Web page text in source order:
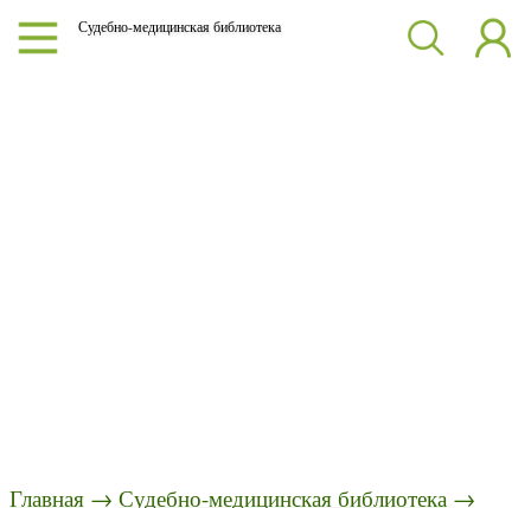
Судебно-медицинская библиотека
Главная → Судебно-медицинская библиотека →